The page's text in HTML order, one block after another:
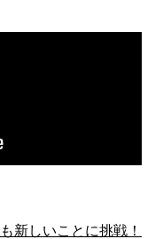
新しいことに挑戦！